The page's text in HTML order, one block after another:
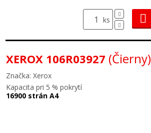
ks
XEROX 106R03927 (Čierny)
Značka: Xerox
Kapacita pri 5 % pokrytí
16900 strán A4